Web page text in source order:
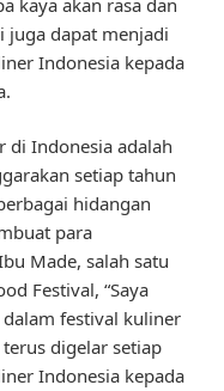
juga dapat menjadi
Indonesia kepada
di Indonesia adalah
setiap tahun
hidangan
para
Made, salah satu
Festival, “Saya
festival kuliner
digelar setiap
Indonesia kepada